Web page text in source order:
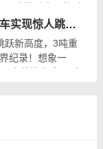
一个激动人心的时
诚信书香社区建
华为智擎技术助力电动车实现惊人跳跃,3吨车完成1.2米立定跳远
跃新高度，3吨重
纪录！想象一
竟然能完成1.2米